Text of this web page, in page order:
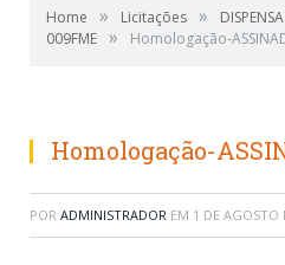
Home » Licitações »
009FME » Homologação-
Homologação-
POR ADMINISTRADOR EM 1 DE AGOSTO